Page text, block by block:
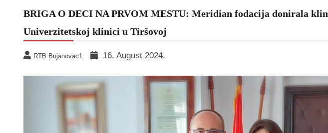
BRIGA O DECI NA PRVOM MESTU: Meridian fodacija donirala
Univerzitetskoj klinici u Tiršovoj
RTB Bujanovac1 16. August 2024.